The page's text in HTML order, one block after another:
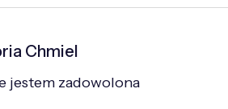
Chmiel
jestem zadowolona